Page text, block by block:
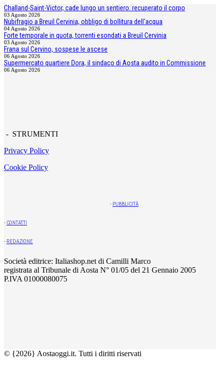
Challand-Saint-Victor, cade lungo un sentiero: recuperato il corpo
03 Agosto 2026
Nubifragio a Breuil Cervinia, obbligo di bollitura dell'acqua
04 Agosto 2026
Forte temporale in quota, torrenti esondati a Breuil Cervinia
03 Agosto 2026
Frana sul Cervino, sospese le ascese
06 Agosto 2026
Supermercato quartiere Dora, il sindaco di Aosta audito in Commissione
06 Agosto 2026
- STRUMENTI
Privacy Policy
Cookie Policy
- PUBBLICITÀ
- CONTATTI
- REDAZIONE
Società editrice: Italiashop.net di Camilli Marco
registrata al Tribunale di Aosta N° 01/05 del 21 Gennaio 2005
P.IVA 01000080075
© {2026} Aostaoggi.it. Tutti i diritti riservati